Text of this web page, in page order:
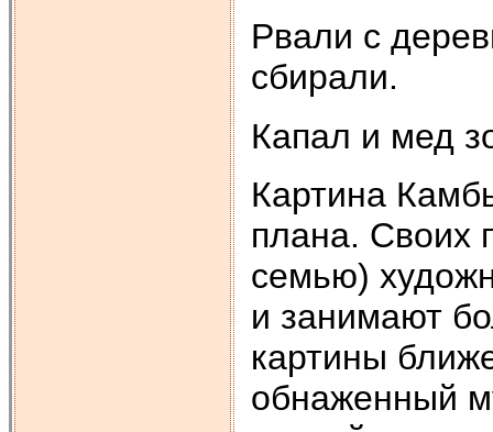
Рвали с
сбирали.
Капал и мед
Картина
плана. Своих
семью)
и занимают
картины
обнаженный